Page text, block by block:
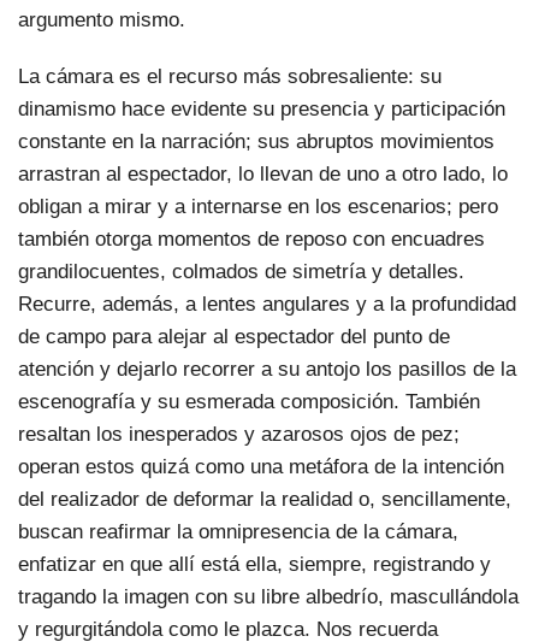
argumento mismo.
La cámara es el recurso más sobresaliente: su
dinamismo hace evidente su presencia y participación
constante en la narración; sus abruptos movimientos
arrastran al espectador, lo llevan de uno a otro lado, lo
obligan a mirar y a internarse en los escenarios; pero
también otorga momentos de reposo con encuadres
grandilocuentes, colmados de simetría y detalles.
Recurre, además, a lentes angulares y a la profundidad
de campo para alejar al espectador del punto de
atención y dejarlo recorrer a su antojo los pasillos de la
escenografía y su esmerada composición. También
resaltan los inesperados y azarosos ojos de pez;
operan estos quizá como una metáfora de la intención
del realizador de deformar la realidad o, sencillamente,
buscan reafirmar la omnipresencia de la cámara,
enfatizar en que allí está ella, siempre, registrando y
tragando la imagen con su libre albedrío, mascullándola
y regurgitándola como le plazca. Nos recuerda